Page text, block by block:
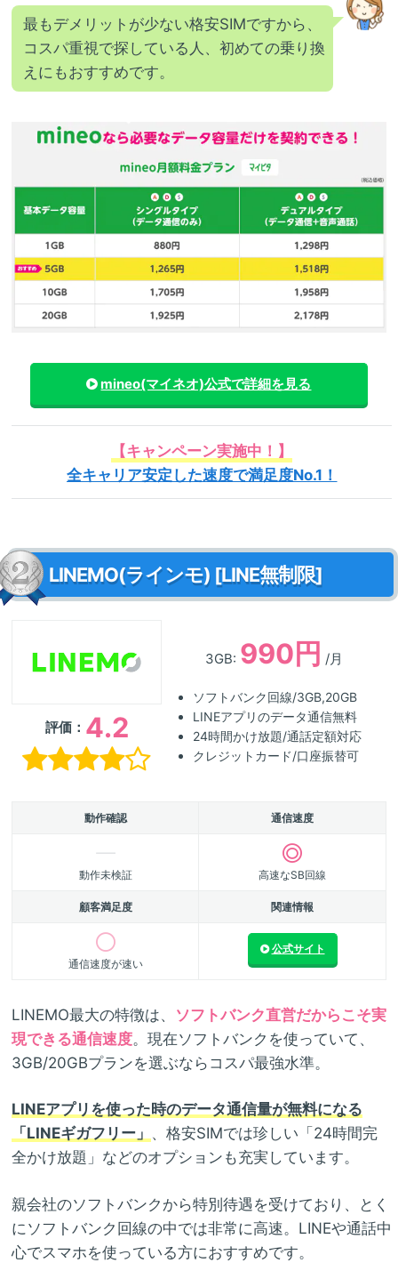
最もデメリットが少ない格安SIMですから、
コスパ重視で探している人、初めての乗り換
えにもおすすめです。
mineo(マイネオ)公式で詳細を見る
【キャンペーン実施中！】
全キャリア安定した速度で満足度No.1！
LINEMO(ラインモ) [LINE無制限]
評価： 4.2
3GB: 990円 /月
ソフトバンク回線/3GB,20GB
LINEアプリのデータ通信無料
24時間かけ放題/通話定額対応
クレジットカード/口座振替可
動作確認 通信速度
動作未検証 高速なSB回線
顧客満足度 関連情報
通信速度が速い
公式サイト
LINEMO最大の特徴は、 ソフトバンク直営だからこそ実
現できる通信速度。現在ソフトバンクを使っていて、
3GB/20GBプランを選ぶならコスパ最強水準。
LINEアプリを使った時のデータ通信量が無料になる
「LINEギガフリー」 、格安SIMでは珍しい「24時間完
全かけ放題」などのオプションも充実しています。
親会社のソフトバンクから特別待遇を受けており、とく
にソフトバンク回線の中では非常に高速。LINEや通話中
心でスマホを使っている方におすすめです。